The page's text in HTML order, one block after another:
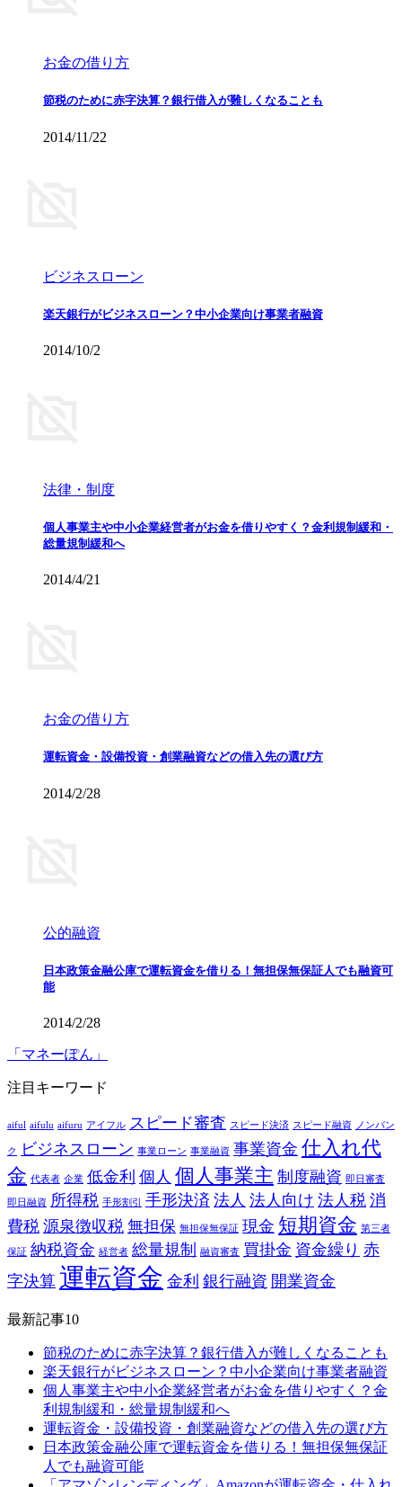
お金の借り方
節税のために赤字決算？銀行借入が難しくなることも
2014/11/22
ビジネスローン
楽天銀行がビジネスローン？中小企業向け事業者融資
2014/10/2
法律・制度
個人事業主や中小企業経営者がお金を借りやすく？金利規制緩和・
総量規制緩和へ
2014/4/21
お金の借り方
運転資金・設備投資・創業融資などの借入先の選び方
2014/2/28
公的融資
日本政策金融公庫で運転資金を借りる！無担保無保証人でも融資可
能
2014/2/28
「マネーぽん」
注目キーワード
aiful aifulu aifuru アイフル スピード審査 スピード決済 スピード融資 ノンバン
ク ビジネスローン 事業ローン 事業融資 事業資金 仕入れ代
金 代表者 企業 低金利 個人 個人事業主 制度融資 即日審査
即日融資 所得税 手形割引 手形決済 法人 法人向け 法人税 消
費税 源泉徴収税 無担保 無担保無保証 現金 短期資金 第三者
保証 納税資金 経営者 総量規制 融資審査 買掛金 資金繰り 赤
字決算 運転資金 金利 銀行融資 開業資金
最新記事10
節税のために赤字決算？銀行借入が難しくなることも
楽天銀行がビジネスローン？中小企業向け事業者融資
個人事業主や中小企業経営者がお金を借りやすく？金
利規制緩和・総量規制緩和へ
運転資金・設備投資・創業融資などの借入先の選び方
日本政策金融公庫で運転資金を借りる！無担保無保証
人でも融資可能